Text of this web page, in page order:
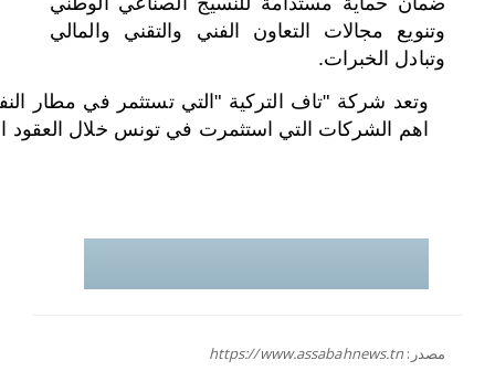
وتنويع مجالات التعاون الفني والتقني والمالي
وتبادل الخبرات.
وتعد شركة "تاف التركية "التي تستثمر في مطار
اهم الشركات التي استثمرت في تونس خلال العقود
مصدر: https://www.assabahnews.tn